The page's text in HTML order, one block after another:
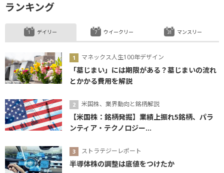
ランキング
デイリー
マネックス人生100年デザイン
「墓じまい」には期限がある？墓じまいの流れ
とかかる費用を解説
米国株、業界動向と銘柄解説
【米国株：銘柄発掘】業績上振れ5銘柄、パラ
ンティア・テクノロジー...
ストラテジーレポート
半導体株の調整は底値をつけたか
ウイークリー マンスリー